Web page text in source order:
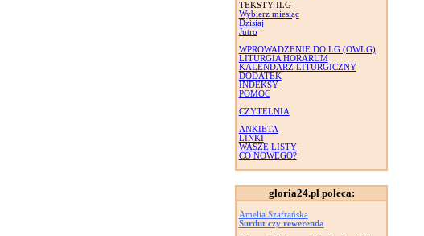
TEKSTY ILG
Wybierz miesiąc
Dzisiaj
Jutro
WPROWADZENIE DO LG (OWLG)
LITURGIA HORARUM
KALENDARZ LITURGICZNY
DODATEK
INDEKSY
POMOC
CZYTELNIA
ANKIETA
LINKI
WASZE LISTY
CO NOWEGO?
gloria24.pl poleca:
Amelia Szafrańska
Surdut czy rewerenda